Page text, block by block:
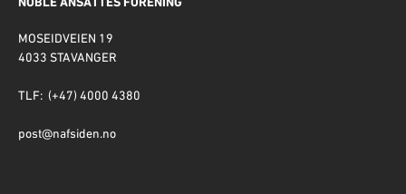
NOBLE ANSATTES FORENING
MOSEIDVEIEN 19
4033 STAVANGER
TLF: (+47) 4000 4380
post@nafsiden.no